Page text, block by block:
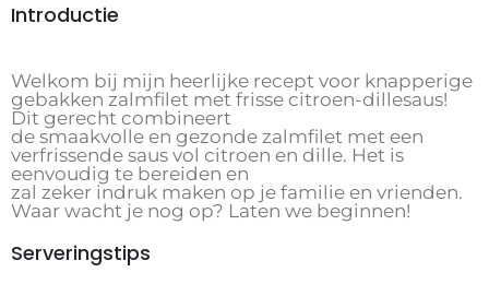
Introductie
Welkom bij mijn heerlijke recept voor knapperige
gebakken zalmfilet met frisse citroen-dillesaus!
Dit gerecht combineert
de smaakvolle en gezonde zalmfilet met een
verfrissende saus vol citroen en dille. Het is
eenvoudig te bereiden en
zal zeker indruk maken op je familie en vrienden.
Waar wacht je nog op? Laten we beginnen!
Serveringstips